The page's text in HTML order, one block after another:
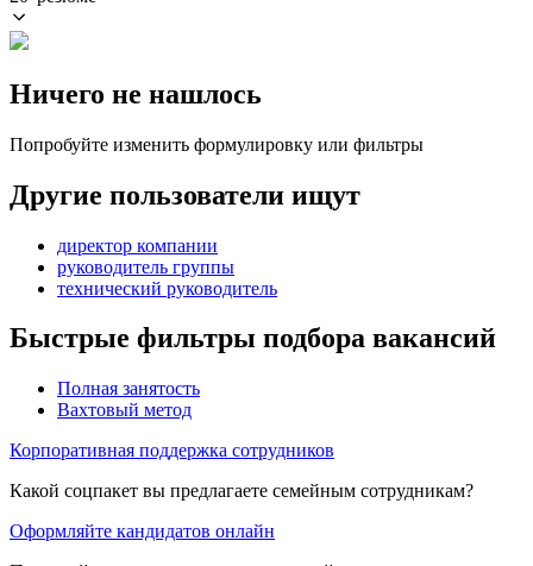
Ничего не нашлось
Попробуйте изменить формулировку или фильтры
Другие пользователи ищут
директор компании
руководитель группы
технический руководитель
Быстрые фильтры подбора вакансий
Полная занятость
Вахтовый метод
Корпоративная поддержка сотрудников
Какой соцпакет вы предлагаете семейным сотрудникам?
Оформляйте кандидатов онлайн